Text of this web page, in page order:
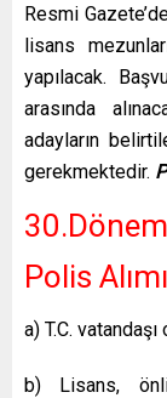
Resmi
lisans
yapılacak.
arasında
adayların
gerekmektedir.
Polis
a) T.C. vatandaşı
b) Lisans,